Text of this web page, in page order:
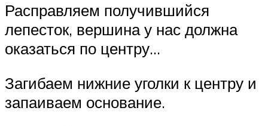
Расправляем получившийся
лепесток, вершина у нас должна
оказаться по центру…
Загибаем нижние уголки к центру и
запаиваем основание.